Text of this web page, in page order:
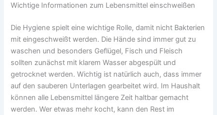
Wichtige Informationen zum Lebensmittel einschweißen
Die Hygiene spielt eine wichtige Rolle, damit nicht Bakterien
mit eingeschweißt werden. Die Hände sind immer gut zu
waschen und besonders Geflügel, Fisch und Fleisch
sollten zunächst mit klarem Wasser abgespült und
getrocknet werden. Wichtig ist natürlich auch, dass immer
auf den sauberen Unterlagen gearbeitet wird. Im Haushalt
können alle Lebensmittel längere Zeit haltbar gemacht
werden. Wer etwas mehr kocht, kann den Rest im